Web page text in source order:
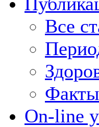
Все
On-line